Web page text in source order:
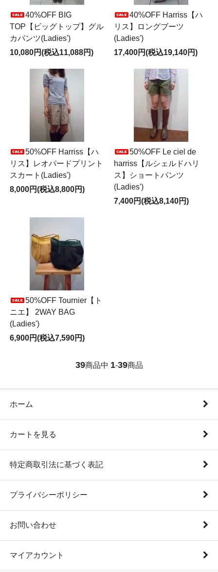
40%OFF BIG
TOP【ビッグトップ】グル
カパンツ(Ladies')
10,080円(税込11,088円)
40%OFF Harriss【ハ
リス】ロングブーツ
(Ladies')
17,400円(税込19,140円)
50%OFF Harriss【ハ
リス】レオパードプリント
スカート(Ladies')
8,000円(税込8,800円)
50%OFF Le ciel de
harriss【ルシェルドハリ
ス】ショートパンツ
(Ladies')
7,400円(税込8,140円)
50%OFF Tournier【ト
ニエ】 2WAY BAG
(Ladies')
6,900円(税込7,590円)
39商品中 1-39商品
ホーム
カートを見る
特定商取引法に基づく表記
プライバシーポリシー
お問い合わせ
マイアカウント